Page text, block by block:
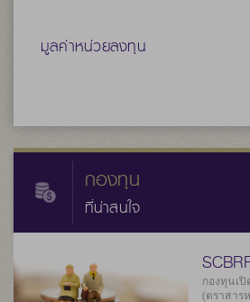
มูลค่าหน่วยลงทุน
กองทุน
ที่น่าสนใจ
กองทุนเ
(ตราสาร